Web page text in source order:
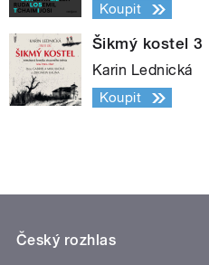
Koupit
Šikmý kostel 3
Karin Lednická
Koupit
Český rozhlas